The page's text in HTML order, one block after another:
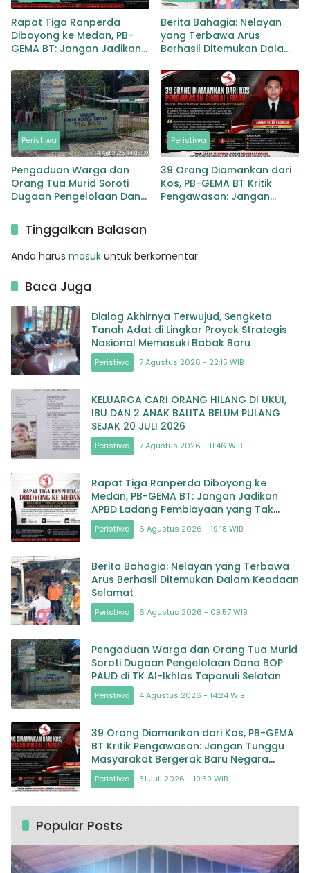
Rapat Tiga Ranperda
Diboyong ke Medan, PB-
GEMA BT: Jangan Jadikan
yang Tak Perlu
Berita Bahagia: Nelayan
yang Terbawa Arus
Berhasil Ditemukan Dalam
Peristiwa
Pengaduan Warga dan
Orang Tua Murid Soroti
Dugaan Pengelolaan Dana
Tapanuli Selatan
Peristiwa
39 Orang Diamankan dari
Kos, PB-GEMA BT Kritik
Pengawasan: Jangan
Tinggalkan Balasan
Anda harus masuk untuk berkomentar.
Baca Juga
Dialog Akhirnya Terwujud, Sengketa
Tanah Adat di Lingkar Proyek Strategis
Nasional Memasuki Babak Baru
Peristiwa 7 Agustus 2026 - 22:15 WIB
KELUARGA CARI ORANG HILANG DI UKUI,
IBU DAN 2 ANAK BALITA BELUM PULANG
SEJAK 20 JULI 2026
Peristiwa 7 Agustus 2026 - 11:46 WIB
Rapat Tiga Ranperda Diboyong ke
Medan, PB-GEMA BT: Jangan Jadikan
APBD Ladang Pembiayaan yang Tak
Perlu
Peristiwa 6 Agustus 2026 - 19:18 WIB
Berita Bahagia: Nelayan yang Terbawa
Arus Berhasil Ditemukan Dalam Keadaan
Selamat
Peristiwa 6 Agustus 2026 - 09:57 WIB
Pengaduan Warga dan Orang Tua Murid
Soroti Dugaan Pengelolaan Dana BOP
PAUD di TK Al-Ikhlas Tapanuli Selatan
Peristiwa 4 Agustus 2026 - 14:24 WIB
39 Orang Diamankan dari Kos, PB-GEMA
BT Kritik Pengawasan: Jangan Tunggu
Masyarakat Bergerak Baru Negara
Bertindak
Peristiwa 31 Juli 2026 - 19:59 WIB
Popular Posts